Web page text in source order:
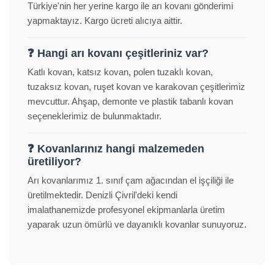
Türkiye'nin her yerine kargo ile arı kovanı gönderimi
yapmaktayız. Kargo ücreti alıcıya aittir.
❓ Hangi arı kovanı çeşitleriniz var?
Katlı kovan, katsız kovan, polen tuzaklı kovan,
tuzaksız kovan, ruşet kovan ve karakovan çeşitlerimiz
mevcuttur. Ahşap, demonte ve plastik tabanlı kovan
seçeneklerimiz de bulunmaktadır.
❓ Kovanlarınız hangi malzemeden
üretiliyor?
Arı kovanlarımız 1. sınıf çam ağacından el işçiliği ile
üretilmektedir. Denizli Çivril'deki kendi
imalathanemizde profesyonel ekipmanlarla üretim
yaparak uzun ömürlü ve dayanıklı kovanlar sunuyoruz.